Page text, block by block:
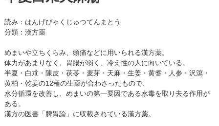
読み：はんげびゃくじゅつてんまとう
分類：漢方薬
めまいや立ちくらみ、頭痛などに用いられる漢方薬。
体力があまりなく、胃腸が弱く、冷え性の人に向いている。
半夏・白朮・陳皮・茯苓・麦芽・天麻・生姜・黄耆・人参・沢瀉・
黄柏・乾姜の12種の生薬が合わさったもので、
水分循環を改善し、めまいの第一要因である水毒を取り去る作用が
ある。
漢方の医書「脾胃論」に収載されている漢方薬。